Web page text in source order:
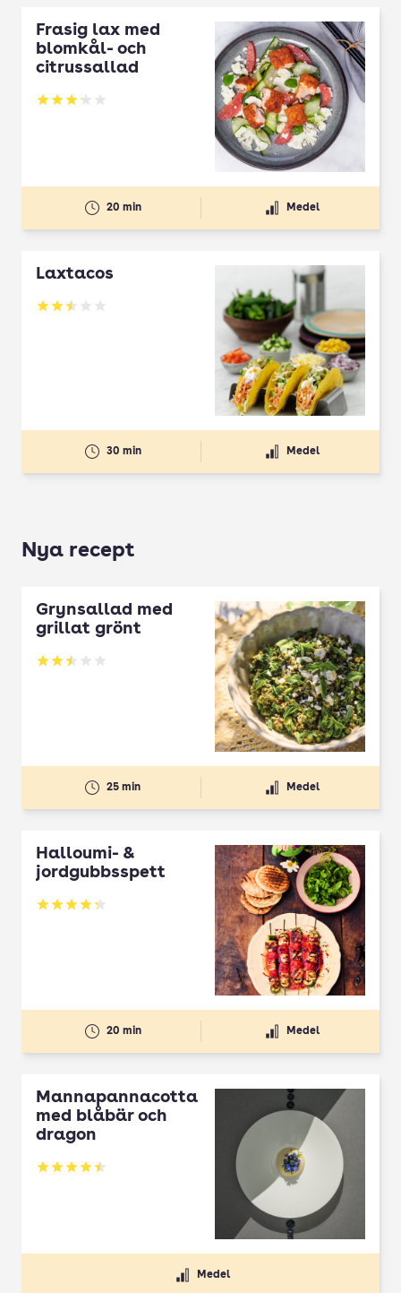
Frasig lax med
blomkål- och
citrussallad
Betyg: 3.2 av 5
20 min Medel
Laxtacos
Betyg: 2.5 av 5
30 min Medel
Nya recept
Grynsallad med
grillat grönt
Betyg: 2.5 av 5
25 min Medel
Halloumi- &
jordgubbsspett
Betyg: 4.3 av 5
20 min Medel
Mannapannacotta
med blåbär och
dragon
Betyg: 4.5 av 5
Medel